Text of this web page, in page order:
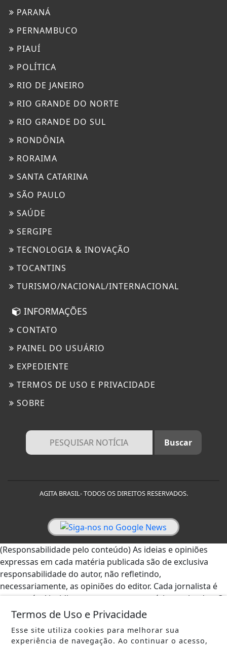
PARANÁ
PERNAMBUCO
PIAUÍ
POLÍTICA
RIO DE JANEIRO
RIO GRANDE DO NORTE
RIO GRANDE DO SUL
RONDÔNIA
RORAIMA
SANTA CATARINA
SÃO PAULO
SAÚDE
SERGIPE
TECNOLOGIA & INOVAÇÃO
TOCANTINS
TURISMO/NACIONAL/INTERNACIONAL
INFORMAÇÕES
CONTATO
PAINEL DO USUÁRIO
EXPEDIENTE
TERMOS DE USO E PRIVACIDADE
SOBRE
AGITA BRASIL- TODOS OS DIREITOS RESERVADOS.
Termos de Uso e Privacidade
Esse site utiliza cookies para melhorar sua
experiência de navegação. Ao continuar o acesso,
(Responsabilidade pelo conteúdo) As ideias e opiniões
expressas em cada matéria publicada são de exclusiva
responsabilidade do autor, não refletindo,
necessariamente, as opiniões do editor. Cada jornalista é
responsável juridicamente por suas matérias assinadas. O
Editor se responsabiliza apenas pelas matérias assinadas